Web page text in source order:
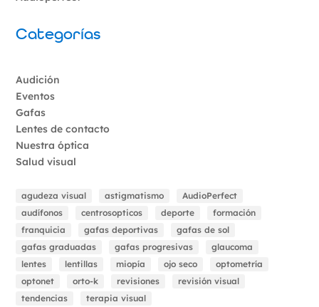
Categorías
Audición
Eventos
Gafas
Lentes de contacto
Nuestra óptica
Salud visual
agudeza visual astigmatismo
AudioPerfect
audífonos
centrosopticos deporte
formación
franquicia
gafas deportivas
gafas de sol
gafas graduadas
gafas progresivas
glaucoma
lentes
lentillas miopía ojo seco
optometría
optonet
orto-k revisiones
revisión visual
tendencias
terapia visual